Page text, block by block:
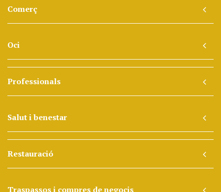
Comerç
Oci
Professionals
Salut i benestar
Restauració
Traspassos i compres de negocis